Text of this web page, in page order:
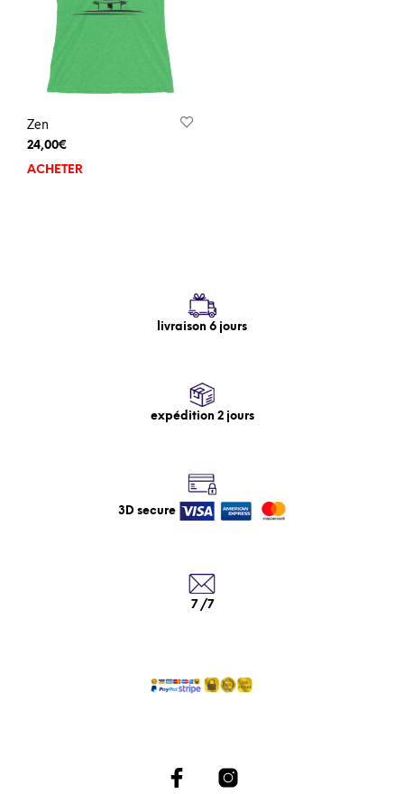
Zen
24,00€
ACHETER
livraison 6 jours
expédition 2 jours
3D secure
7 /7